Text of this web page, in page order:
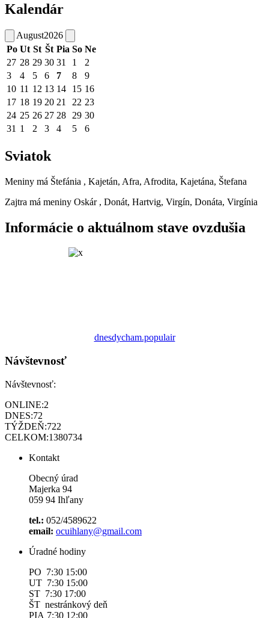
Kalendár
August2026
Po Ut St Št Pia So Ne
27 28 29 30 31 1
2
3
4 5 6 7 8
9
10 11 12 13 14 15 16
17 18 19 20 21 22 23
24 25 26 27 28 29 30
31 1 2 3 4 5 6
Sviatok
Meniny má Štefánia , Kajetán, Afra, Afrodita, Kajetána, Štefana
Zajtra má meniny Oskár , Donát, Hartvig, Virgín, Donáta, Virgínia
Informácie o aktuálnom stave ovzdušia
dnesdycham.populair
Návštevnosť
Návštevnosť:
ONLINE:2
DNES:72
TÝŽDEŇ:722
CELKOM:1380734
Kontakt
Obecný úrad
Majerka 94
059 94 Ihľany
tel.: 052/4589622
email: ocuihlany@gmail.com
Úradné hodiny
PO 7:30 15:00
UT 7:30 15:00
ST 7:30 17:00
ŠT nestránkový deň
PIA 7:30 12:00